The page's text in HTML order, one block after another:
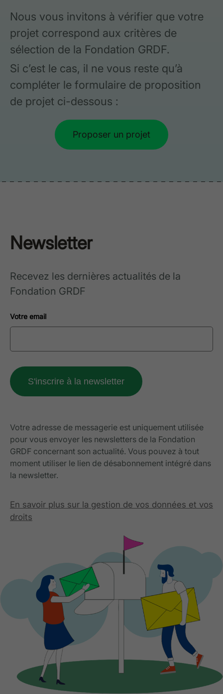
Nous vous invitons à vérifier que votre
projet correspond aux critères de
sélection de la Fondation GRDF.
Si c’est le cas, il ne vous reste qu’à
compléter le formulaire de proposition
de projet ci-dessous :
Proposer un projet
Newsletter
Recevez les dernières actualités de la
Fondation GRDF
Votre email
Votre adresse de messagerie est uniquement utilisée
pour vous envoyer les newsletters de la Fondation
GRDF concernant son actualité. Vous pouvez à tout
moment utiliser le lien de désabonnement intégré dans
la newsletter.
En savoir plus sur la gestion de vos données et vos
droits